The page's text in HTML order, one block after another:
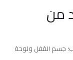
من
جسم القفل ولوحة